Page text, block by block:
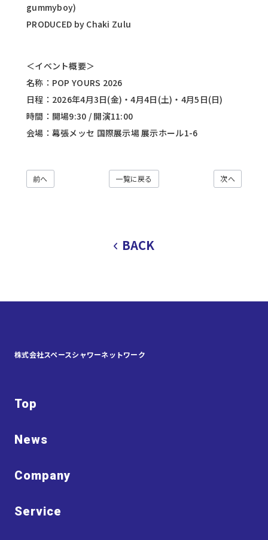
gummyboy)
PRODUCED by Chaki Zulu
＜イベント概要＞
名称：POP YOURS 2026
日程：2026年4月3日(金)・4月4日(土)・4月5日(日)
時間：開場9:30 / 開演11:00
会場：幕張メッセ 国際展示場 展示ホール1-6
前へ 一覧に戻る 次へ
BACK
株式会社スペースシャワーネットワーク
Top
News
Company
Service